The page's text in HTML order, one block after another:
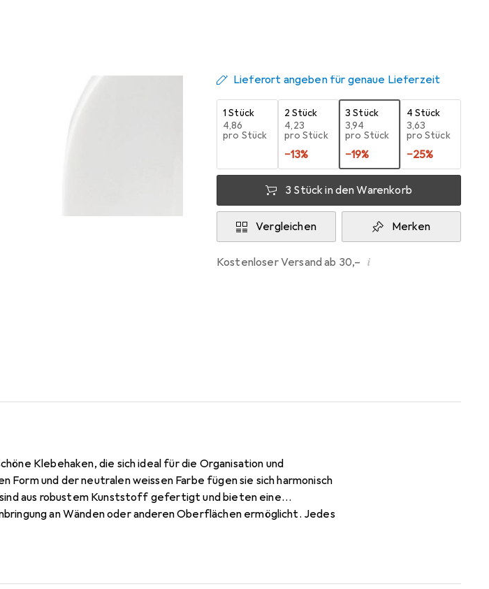
Lieferort angeben für genaue Lieferzeit
1 Stück
EUR
4,86
pro Stück
2 Stück
EUR
4,23
pro Stück
−13%
3 Stück
EUR
3,94
pro Stück
−19%
4 Stück
EUR
3,63
pro Stück
−25%
3 Stück in den Warenkorb
Vergleichen Merken
Kostenloser Versand ab 30,– i
Klebehaken, die sich ideal für die Organisation und
Form und der neutralen weissen Farbe fügen sie sich harmonisch
aus robustem Kunststoff gefertigt und bieten eine
an Wänden oder anderen Oberflächen ermöglicht. Jedes
platzsparenden Lösung für die Aufbewahrung von kleinen